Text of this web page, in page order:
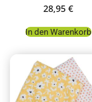
28,95 €
In den Warenkorb